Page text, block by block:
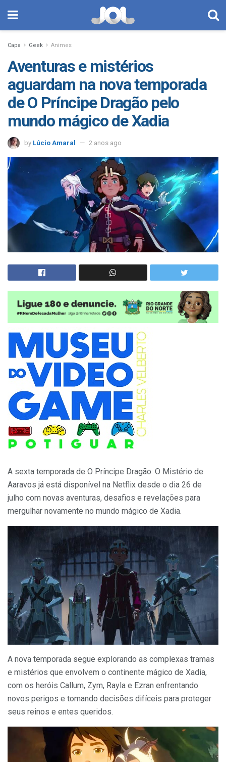
Capa Geek Animes
Aventuras e mistérios
aguardam na nova temporada
de O Príncipe Dragão pelo
mundo mágico de Xadia
by Lúcio Amaral 2 anos ago
A sexta temporada de O Príncipe Dragão: O Mistério de
Aaravos já está disponível na Netflix desde o dia 26 de
julho com novas aventuras, desafios e revelações para
mergulhar novamente no mundo mágico de Xadia.
A nova temporada segue explorando as complexas tramas
e mistérios que envolvem o continente mágico de Xadia,
com os heróis Callum, Zym, Rayla e Ezran enfrentando
novos perigos e tomando decisões difíceis para proteger
seus reinos e entes queridos.